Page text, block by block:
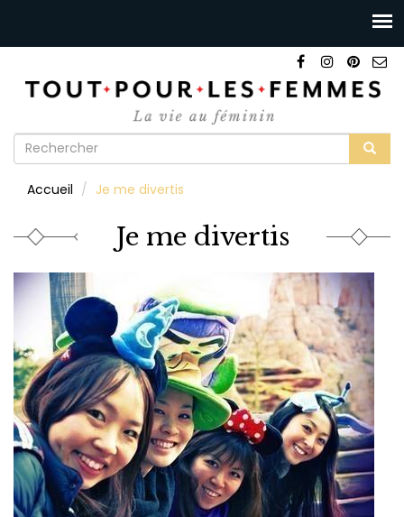
Formulaire
recherche
Accueil Je me divertis
Je me divertis